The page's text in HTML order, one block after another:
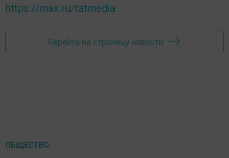
https://max.ru/tatmedia
Перейти на страницу новости
ОБЩЕСТВО